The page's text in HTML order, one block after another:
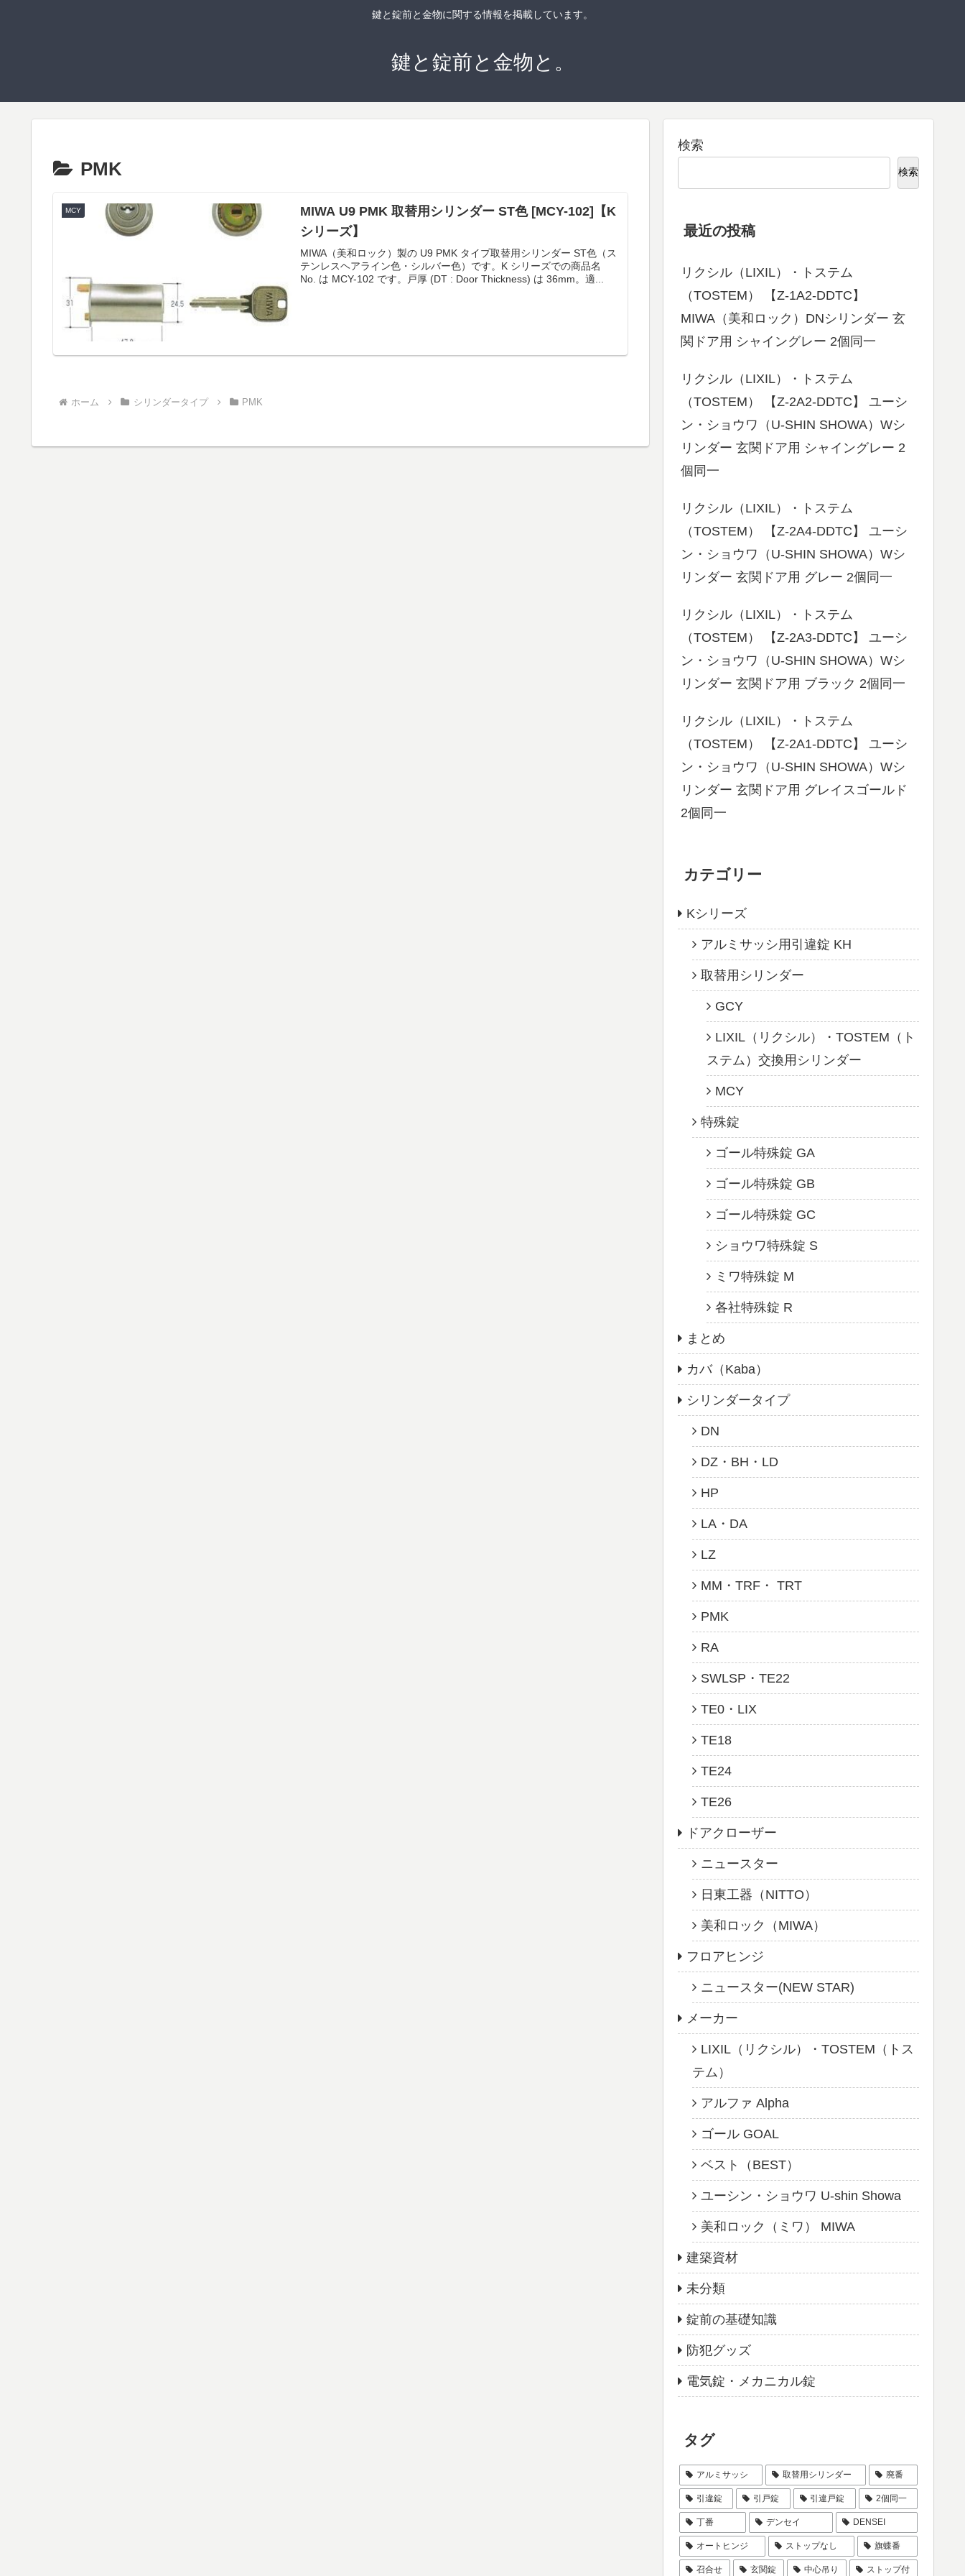
鍵と錠前と金物に関する情報を掲載しています。
鍵と錠前と金物と。
PMK
MCY
MIWA U9 PMK 取替用シリンダー ST色 [MCY-102]【K
シリーズ】
MIWA（美和ロック）製の U9 PMK タイプ取替用シリンダー ST色（ス
テンレスヘアライン色・シルバー色）です。K シリーズでの商品名
No. は MCY-102 です。戸厚 (DT : Door Thickness) は 36mm。適...
ホーム シリンダータイプ PMK
検索
検索
最近の投稿
リクシル（LIXIL）・トステム
（TOSTEM） 【Z-1A2-DDTC】
MIWA（美和ロック）DNシリンダー 玄
関ドア用 シャイングレー 2個同一
リクシル（LIXIL）・トステム
（TOSTEM） 【Z-2A2-DDTC】 ユーシ
ン・ショウワ（U-SHIN SHOWA）Wシ
リンダー 玄関ドア用 シャイングレー 2
個同一
リクシル（LIXIL）・トステム
（TOSTEM） 【Z-2A4-DDTC】 ユーシ
ン・ショウワ（U-SHIN SHOWA）Wシ
リンダー 玄関ドア用 グレー 2個同一
リクシル（LIXIL）・トステム
（TOSTEM） 【Z-2A3-DDTC】 ユーシ
ン・ショウワ（U-SHIN SHOWA）Wシ
リンダー 玄関ドア用 ブラック 2個同一
リクシル（LIXIL）・トステム
（TOSTEM） 【Z-2A1-DDTC】 ユーシ
ン・ショウワ（U-SHIN SHOWA）Wシ
リンダー 玄関ドア用 グレイスゴールド
2個同一
カテゴリー
Kシリーズ
アルミサッシ用引違錠 KH
取替用シリンダー
GCY
LIXIL（リクシル）・TOSTEM（ト
ステム）交換用シリンダー
MCY
特殊錠
ゴール特殊錠 GA
ゴール特殊錠 GB
ゴール特殊錠 GC
ショウワ特殊錠 S
ミワ特殊錠 M
各社特殊錠 R
まとめ
カバ（Kaba）
シリンダータイプ
DN
DZ・BH・LD
HP
LA・DA
LZ
MM・TRF・ TRT
PMK
RA
SWLSP・TE22
TE0・LIX
TE18
TE24
TE26
ドアクローザー
ニュースター
日東工器（NITTO）
美和ロック（MIWA）
フロアヒンジ
ニュースター(NEW STAR)
メーカー
LIXIL（リクシル）・TOSTEM（トス
テム）
アルファ Alpha
ゴール GOAL
ベスト（BEST）
ユーシン・ショウワ U-shin Showa
美和ロック（ミワ） MIWA
建築資材
未分類
錠前の基礎知識
防犯グッズ
電気錠・メカニカル錠
タグ
アルミサッシ 取替用シリンダー 廃番
引違錠 引戸錠 引違戸錠 2個同一
丁番 デンセイ DENSEI
オートヒンジ ストップなし 旗蝶番
召合せ 玄関錠 中心吊り ストップ付